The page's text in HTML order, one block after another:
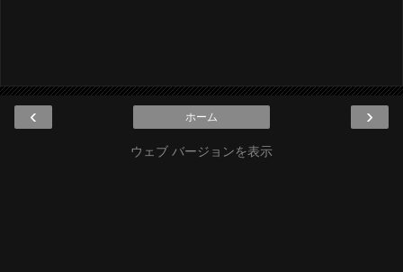
‹ ›
ホーム
ウェブ バージョンを表示